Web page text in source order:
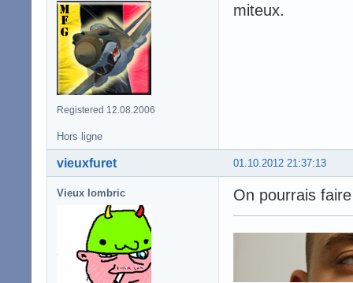
Registered 12.08.2006
miteux.
Hors ligne
01.10.2012 21:37:13
vieuxfuret
Vieux lombric On pourrais